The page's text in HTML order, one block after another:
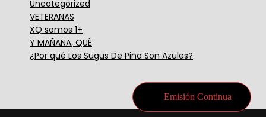
Uncategorized
VETERANAS
XQ somos 1+
Y MAÑANA, QUÉ
¿Por qué Los Sugus De Piña Son Azules?
Emisión Continua